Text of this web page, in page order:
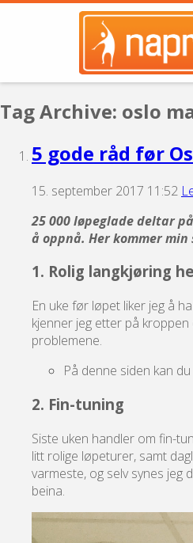
Tag Archive: oslo
5 gode råd før
15. september 2017 11:52
25 000 løpeglade deltar på
å oppnå. Her kommer
1. Rolig langkjøring
En uke før løpet liker jeg å
kjenner jeg etter på
problemene.
På denne siden kan
2. Fin-tuning
Siste uken handler om fin-
litt rolige løpeturer, samt
varmeste, og selv synes
beina.